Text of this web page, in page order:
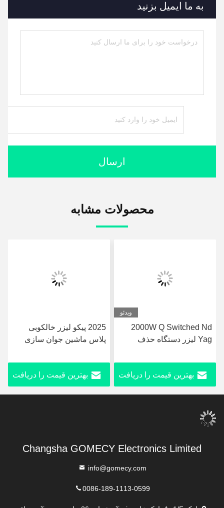
به ما ایمیل بزنید
ارسال
محصولات مشابه
2000W Q Switched Nd
Yag لیزر دستگاه حذف
ال سی دی
بهترین قیمت را دریافت
2025 پیکو لیزر خالکوبی
پلاس ماشین جوان سازی
755nm پیکو ماشین لزر دوم
بهترین قیمت را دریافت
حذف
Changsha GOMECY Electronics Limited
info@gomecy.com
0086-189-1113-0599